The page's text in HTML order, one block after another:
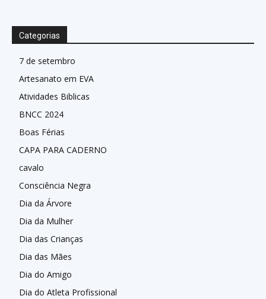
Categorias
7 de setembro
Artesanato em EVA
Atividades Biblicas
BNCC 2024
Boas Férias
CAPA PARA CADERNO
cavalo
Consciência Negra
Dia da Árvore
Dia da Mulher
Dia das Crianças
Dia das Mães
Dia do Amigo
Dia do Atleta Profissional